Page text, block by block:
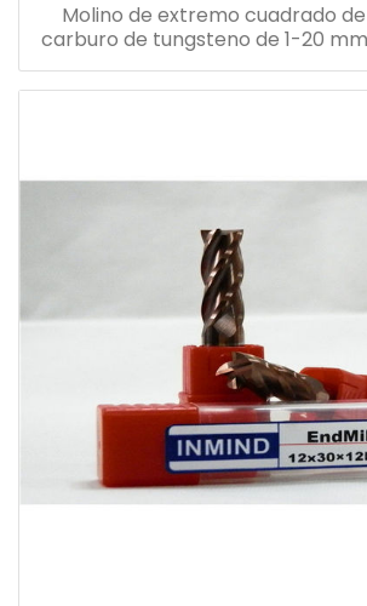
Molino de extremo cuadrado
carburo de tungsteno de 1-20